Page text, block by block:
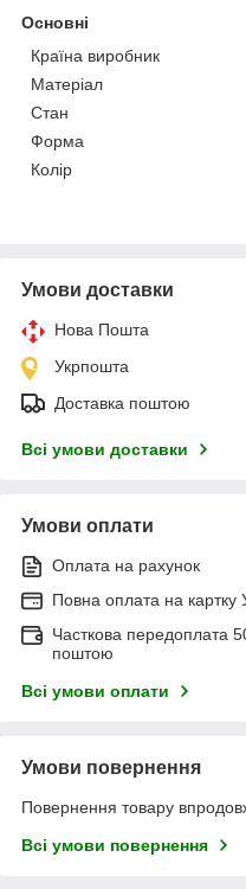
Основні
Країна виробник
Матеріал
Стан
Форма
Колір
Умови доставки
Нова Пошта
Укрпошта
Доставка поштою
Всі умови доставки
Умови оплати
Оплата на рахунок
Повна оплата на картку
Часткова передоплата
поштою
Всі умови оплати
Умови повернення
Повернення товару
Всі умови повернення